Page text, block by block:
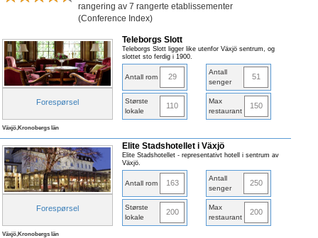
rangering av 7 rangerte etablissementer
(Conference Index)
Forespørsel
Teleborgs Slott
Teleborgs Slott ligger like utenfor Växjö sentrum, og
slottet sto ferdig i 1900.
Antall rom 29
Antall
senger
51
Største
lokale
110
Max
restaurant
150
Växjö,Kronobergs län
Forespørsel
Elite Stadshotellet i Växjö
Elite Stadshotellet - representativt hotell i sentrum av
Växjö.
Antall rom 163
Antall
senger
250
Største
lokale
200
Max
restaurant
200
Växjö,Kronobergs län